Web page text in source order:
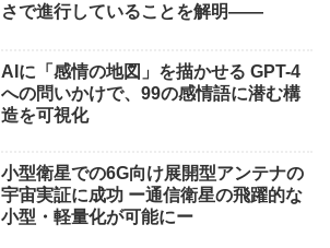
さで進行していることを解明――
AIに「感情の地図」を描かせる GPT-4
への問いかけで、99の感情語に潜む構
造を可視化
小型衛星での6G向け展開型アンテナの
宇宙実証に成功 ー通信衛星の飛躍的な
小型・軽量化が可能にー